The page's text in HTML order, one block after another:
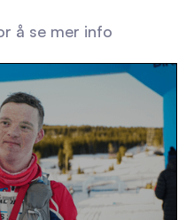
å se mer info